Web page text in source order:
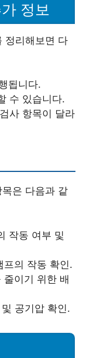
정보
정리해보면 다
됩니다.
수 있습니다.
사 항목이 달라
은 다음과 같
작동 여부 및
프의 작동 확인.
줄이기 위한 배
공기압 확인.